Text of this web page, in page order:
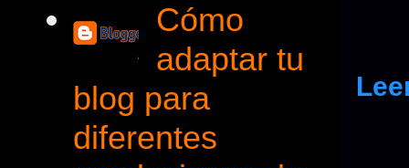
Cómo
adaptar tu
blog para
diferentes